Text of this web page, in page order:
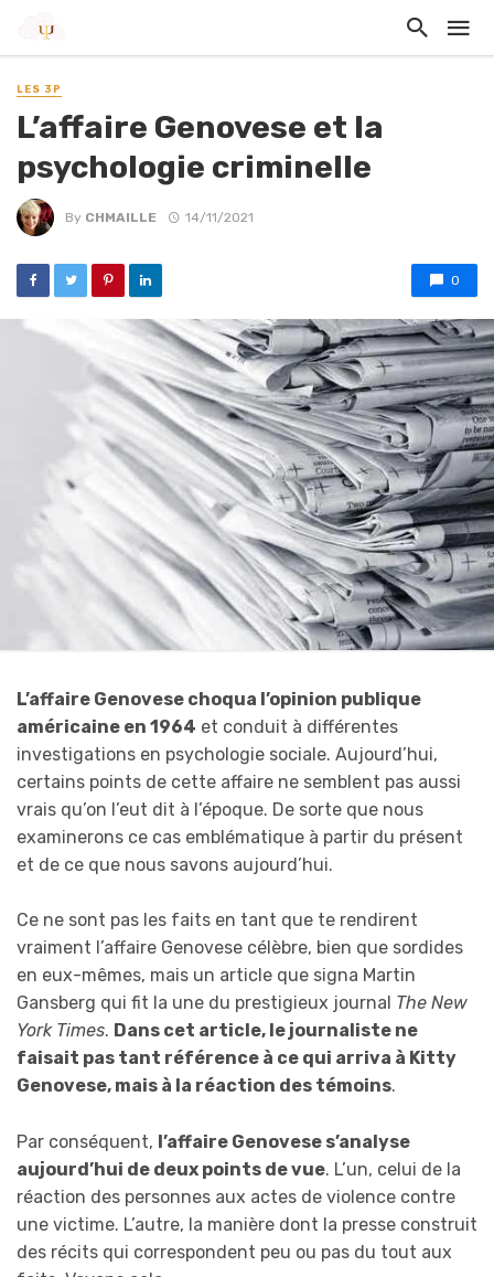
LES 3P
L’affaire Genovese et la
psychologie criminelle
By CHMAILLE 14/11/2021
0
L’affaire Genovese choqua l’opinion publique
américaine en 1964 et conduit à différentes
investigations en psychologie sociale. Aujourd’hui,
certains points de cette affaire ne semblent pas aussi
vrais qu’on l’eut dit à l’époque. De sorte que nous
examinerons ce cas emblématique à partir du présent
et de ce que nous savons aujourd’hui.
Ce ne sont pas les faits en tant que te rendirent
vraiment l’affaire Genovese célèbre, bien que sordides
en eux-mêmes, mais un article que signa Martin
Gansberg qui fit la une du prestigieux journal The New
York Times. Dans cet article, le journaliste ne
faisait pas tant référence à ce qui arriva à Kitty
Genovese, mais à la réaction des témoins.
Par conséquent, l’affaire Genovese s’analyse
aujourd’hui de deux points de vue. L’un, celui de la
réaction des personnes aux actes de violence contre
une victime. L’autre, la manière dont la presse construit
des récits qui correspondent peu ou pas du tout aux